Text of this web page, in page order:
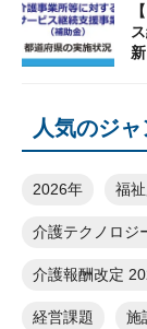
新
人気のジ
2026年 福
介護テクノロジ
介護報酬改定
経営課題 施